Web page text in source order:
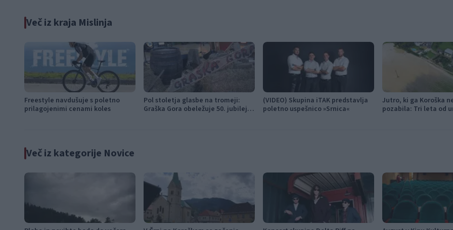
Več iz kraja Mislinja
Freestyle navdušuje s poletno
prilagojenimi cenami koles
Pol stoletja glasbe na tromeji:
Graška Gora obeležuje 50. jubilejni
(VIDEO) Skupina iTAK predstavlja
poletno uspešnico »Srnica«
Jutro, ki ga Koroška
pozabila: Tri leta od
Več iz kategorije Novice